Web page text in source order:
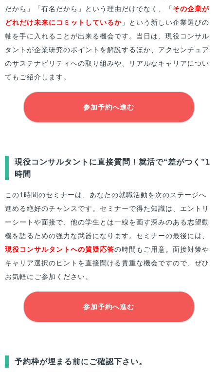
だから」「有名だから」という理由だけでなく、「 その企業が
どれだけ未来にコミットしているか 」という新しい企業選びの
軸を手に入れることが出来る機会です。当日は、現役コンサル
タントが企業研究のポイントを解説するほか、アクセンチュア
のサステナビリティへの取り組みや、リアルなキャリアについ
てもご紹介します。
参加予約へ進む
現役コンサルタントに直接質問！就活で“差がつく”1
時間
この1時間のセミナーは、あなたの就職活動を次のステージへ
進める絶好のチャンスです。セミナーで得た知識は、エントリ
ーシートや面接で、他の学生とは一線を画す深みのある志望動
機を語るための強力な武器になります。セミナーの最後には、
現役コンサルタントへの質疑応答の時間もご用意。面接対策や
キャリア選択のヒントを直接聞ける貴重な機会ですので、ぜひ
お気軽にご参加ください。
参加予約へ進む
予約枠が埋まる前にご確認下さい。